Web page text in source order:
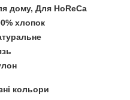
дому, Для HoReCa
хлопок
кольори